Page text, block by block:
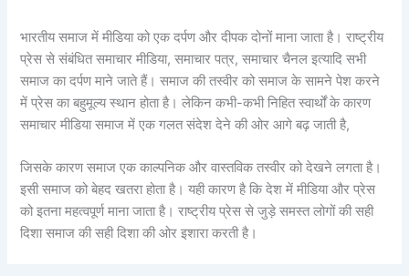
भारतीय समाज में मीडिया को एक दर्पण और दीपक दोनों माना जाता है। राष्ट्रीय
प्रेस से संबंधित समाचार मीडिया, समाचार पत्र, समाचार चैनल इत्यादि सभी
समाज का दर्पण माने जाते हैं। समाज की तस्वीर को समाज के सामने पेश करने
में प्रेस का बहुमूल्य स्थान होता है। लेकिन कभी-कभी निहित स्वार्थों के कारण
समाचार मीडिया समाज में एक गलत संदेश देने की ओर आगे बढ़ जाती है,
जिसके कारण समाज एक काल्पनिक और वास्तविक तस्वीर को देखने लगता है।
इसी समाज को बेहद खतरा होता है। यही कारण है कि देश में मीडिया और प्रेस
को इतना महत्वपूर्ण माना जाता है। राष्ट्रीय प्रेस से जुड़े समस्त लोगों की सही
दिशा समाज की सही दिशा की ओर इशारा करती है।